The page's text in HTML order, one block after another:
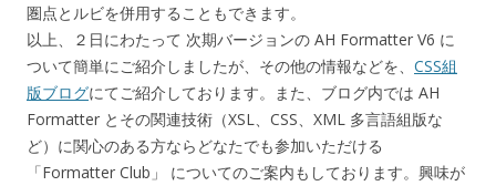
圏点とルビを併用することもできます。
以上、２日にわたって 次期バージョンの AH Formatter V6 に
ついて簡単にご紹介しましたが、その他の情報などを、 CSS組
版ブログにてご紹介しております。また、ブログ内では AH
Formatter とその関連技術（XSL、CSS、XML 多言語組版な
ど）に関心のある方ならどなたでも参加いただける
「Formatter Club」 についてのご案内もしております。興味が